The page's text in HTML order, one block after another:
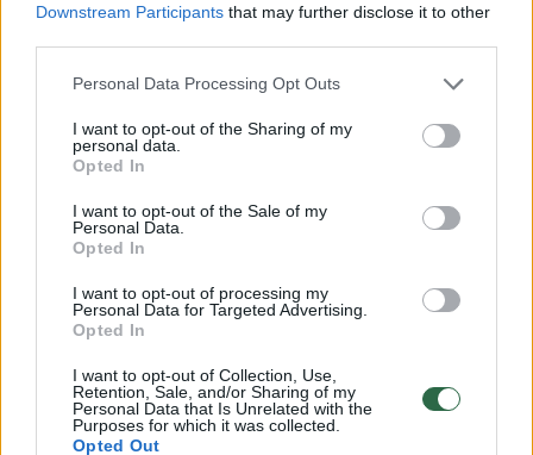
Downstream Participants that may further disclose it to other
Personal Data Processing Opt Outs
I want to opt-out of the Sharing of my
personal data.
Opted In
I want to opt-out of the Sale of my
Personal Data.
Opted In
I want to opt-out of processing my
Personal Data for Targeted Advertising.
Opted In
I want to opt-out of Collection, Use,
Retention, Sale, and/or Sharing of my
Personal Data that Is Unrelated with the
Purposes for which it was collected.
Opted Out
Kinija pradeda savo naujo
jūrų milžino bandymus – bus
amfibinis desantinis laivas su
Pasak „Militarnyj“ šaltinių, šio projekto
desantiniai laivai „Orsk“ ir „Nikolai Filchenkov“
liko Juodojoje jūroje.
Iš viso nuo plataus masto įsiveržimo
pradžios, pagal Ukrainos ginkluotųjų pajėgų